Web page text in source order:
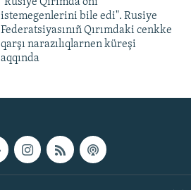
"Rusiye Qırımda onı
istemegenlerini bile edi". Rusiye
Federatsiyasınıñ Qırımdaki cenkke
qarşı narazılıqlarnen küreşi
aqqında